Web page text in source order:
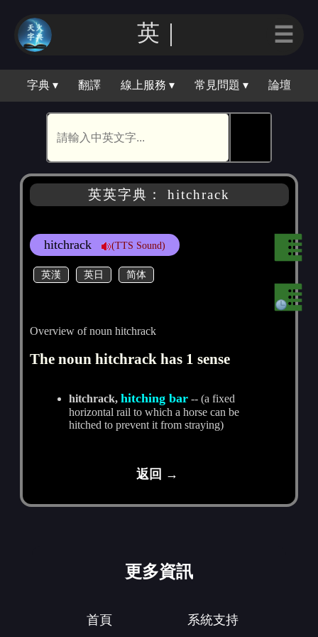
英｜ ☰
字典 ▾ 翻譯 線上服務 ▾ 常見問題 ▾ 論壇
英英字典： hitchrack
hitchrack (TTS Sound)
英漢 英日 简体
Overview of noun hitchrack
The noun hitchrack has 1 sense
hitchrack,hitching bar -- (a fixed
horizontal rail to which a horse can be
hitched to prevent it from straying)
返回 →
更多資訊
首頁
系統支持